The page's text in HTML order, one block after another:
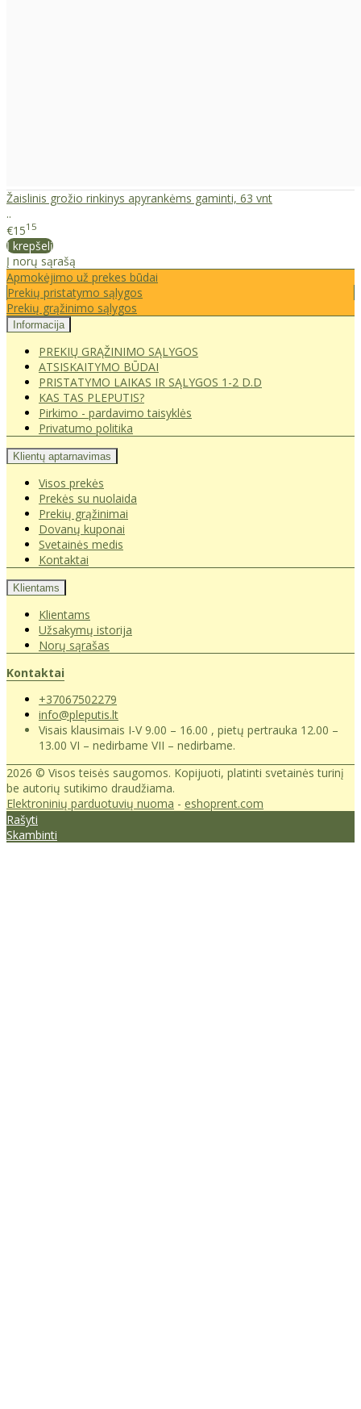
Žaislinis grožio rinkinys apyrankėms gaminti, 63 vnt
..
€1515
Į krepšelį
Į norų sąrašą
Apmokėjimo už prekes būdai
Prekių pristatymo sąlygos
Prekių grąžinimo sąlygos
Informacija
PREKIŲ GRĄŽINIMO SĄLYGOS
ATSISKAITYMO BŪDAI
PRISTATYMO LAIKAS IR SĄLYGOS 1-2 D.D
KAS TAS PLEPUTIS?
Pirkimo - pardavimo taisyklės
Privatumo politika
Klientų aptarnavimas
Visos prekės
Prekės su nuolaida
Prekių grąžinimai
Dovanų kuponai
Svetainės medis
Kontaktai
Klientams
Klientams
Užsakymų istorija
Norų sąrašas
Kontaktai
+37067502279
info@pleputis.lt
Visais klausimais I-V 9.00 – 16.00 , pietų pertrauka 12.00 –
13.00 VI – nedirbame VII – nedirbame.
2026 © Visos teisės saugomos. Kopijuoti, platinti svetainės turinį
be autorių sutikimo draudžiama.
Elektroninių parduotuvių nuoma - eshoprent.com
Rašyti
Skambinti